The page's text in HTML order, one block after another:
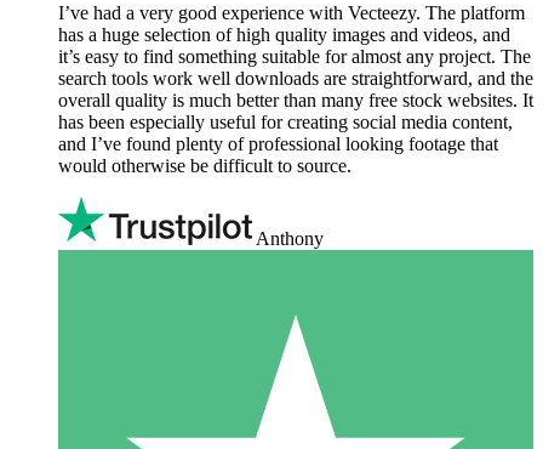
I’ve had a very good experience with Vecteezy. The platform
has a huge selection of high quality images and videos, and
it’s easy to find something suitable for almost any project. The
search tools work well downloads are straightforward, and the
overall quality is much better than many free stock websites. It
has been especially useful for creating social media content,
and I’ve found plenty of professional looking footage that
would otherwise be difficult to source.
Anthony